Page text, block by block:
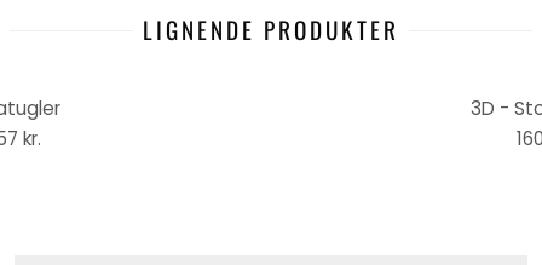
LIGNENDE PRODUKTER
kr.
3D -